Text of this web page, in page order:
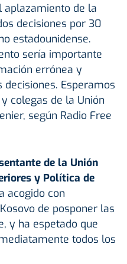
aplazamiento de la
decisiones por 30
estadounidense.
sería importante
errónea y
Esperamos
colegas de la Unión
según Radio Free
de la Unión
y Política de
acogido con
de posponer las
y ha espetado que
todos los